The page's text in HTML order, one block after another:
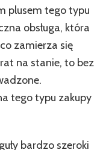
plusem tego typu
obsługa, która
zamierza się
na stanie, to bez
tego typu zakupy
bardzo szeroki